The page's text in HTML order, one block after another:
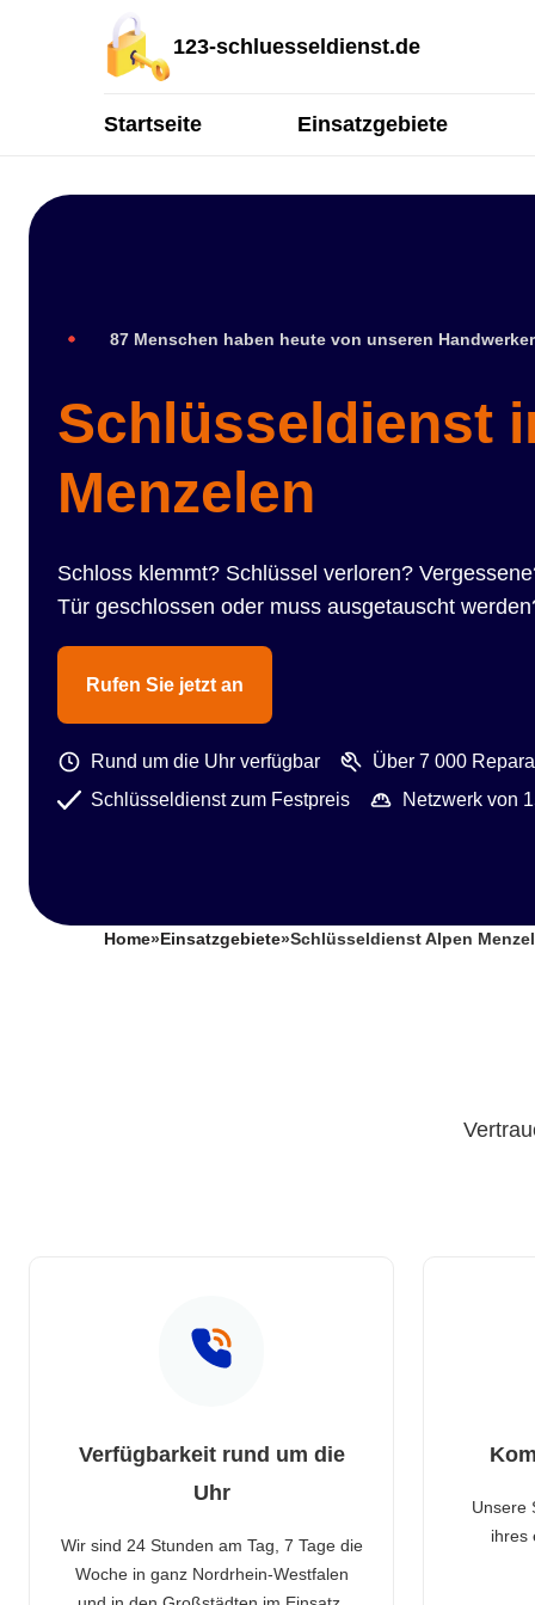
123-schluesseldienst.de
Startseite Einsatzgebiete
87 Menschen haben heute von unseren
Schlüsseldienst
Menzelen
Schloss klemmt? Schlüssel verloren?
Tür geschlossen oder muss ausgetauscht
Rufen Sie jetzt an
Rund um die Uhr verfügbar
Über 7 000
Schlüsseldienst zum Festpreis
Netzwerk von
Home» Einsatzgebiete»Schlüsseldienst Alpen
Verfügbarkeit rund um die
Uhr
Wir sind 24 Stunden am Tag, 7 Tage die
Woche in ganz Nordrhein-Westfalen
Unsere
ihres